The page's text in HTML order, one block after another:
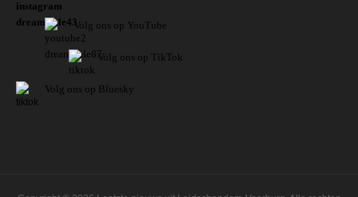
Volg ons op YouTube
Volg ons op TikTok
Volg ons op Bluesky